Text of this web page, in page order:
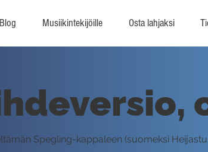
Blog Musiikintekijöille Osta lahjaksi
Spegling-kappaleen (suomeksi